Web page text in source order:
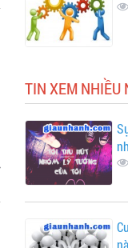
TIN XEM NHIỀU